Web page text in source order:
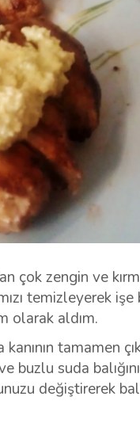
çok zengin ve
temizleyerek işe
olarak aldım.
tamamen
suda
değiştirerek